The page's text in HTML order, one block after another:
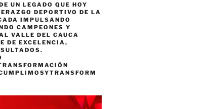
UN LEGADO QUE HOY
DEPORTIVO DE LA
IMPULSANDO
CAMPEONES Y
VALLE DEL CAUCA
DE EXCELENCIA,